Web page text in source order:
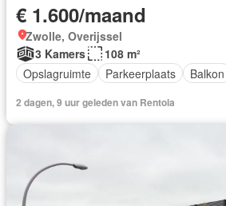
€ 1.600/maand
Zwolle, Overijssel
3 Kamers
108 m²
Opslagruimte
Parkeerplaats Balkon
2 dagen, 9 uur geleden van Rentola